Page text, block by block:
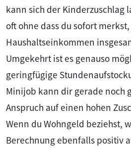
kann sich der Kinderzuschlag
oft ohne dass du sofort
Haushaltseinkommen
Umgekehrt ist es genauso
geringfügige
Minijob kann dir gerade noch
Anspruch auf einen hohen
Wenn du Wohngeld beziehst,
Berechnung ebenfalls positiv